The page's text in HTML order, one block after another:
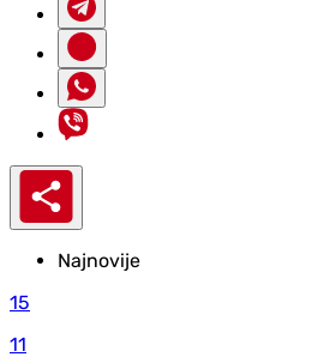
Najnovije
15
11